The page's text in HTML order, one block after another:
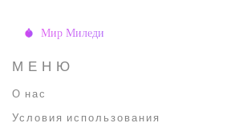
МЕНЮ
О нас
Условия использования